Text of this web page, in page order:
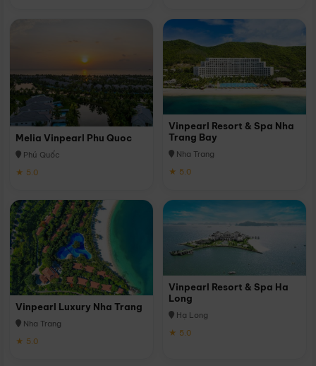
Melia Vinpearl Phu Quoc
Phú Quốc
★ 5.0
Vinpearl Resort & Spa Nha
Trang Bay
Nha Trang
★ 5.0
Vinpearl Luxury Nha Trang
Nha Trang
★ 5.0
Vinpearl Resort & Spa Ha
Long
Hạ Long
★ 5.0